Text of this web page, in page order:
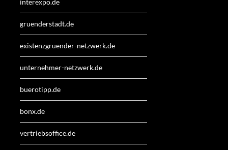
interexpo.de
gruenderstadt.de
existenzgruender-netzwerk.de
unternehmer-netzwerk.de
buerotipp.de
bonx.de
vertriebsoffice.de